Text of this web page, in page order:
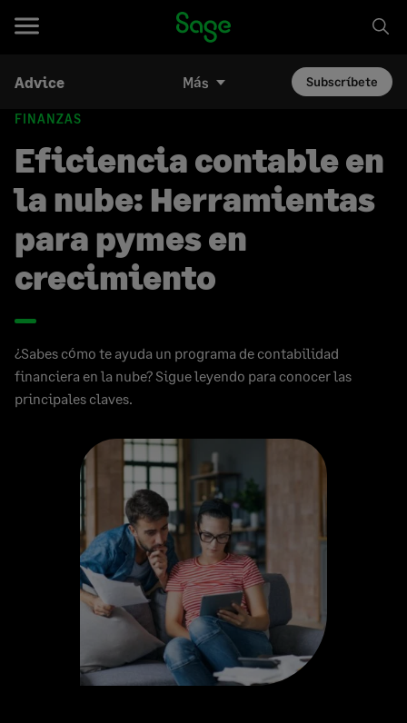
Advice Más Subscríbete
FINANZAS
Eficiencia contable en
la nube: Herramientas
para pymes en
crecimiento
¿Sabes cómo te ayuda un programa de contabilidad
financiera en la nube? Sigue leyendo para conocer las
principales claves.